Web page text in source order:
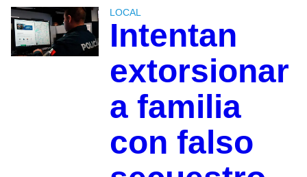
LOCAL
Intentan
extorsionar
a familia
con falso